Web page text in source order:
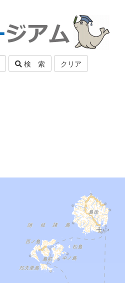
検 索 クリア